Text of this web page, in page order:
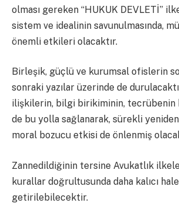
olması gereken “HUKUK DEVLETİ”
sistem ve idealinin savunulmasında,
önemli etkileri olacaktır.
Birleşik, güçlü ve kurumsal ofislerin
sonraki yazılar üzerinde de
ilişkilerin, bilgi birikiminin, tecrübenin
de bu yolla sağlanarak, sürekli yeniden
moral bozucu etkisi de önlenmiş
Zannedildiğinin tersine Avukatlık
kurallar doğrultusunda daha kalıcı hale
getirilebilecektir.